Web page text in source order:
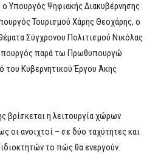
Υπουργός Ψηφιακής Διακυβέρνησης
Τουρισμού Χάρης Θεοχάρης, ο
Σύγχρονου Πολιτισμού Νικόλας
παρά τω Πρωθυπουργώ
του Κυβερνητικού Έργου Άκης
βρίσκεται η λειτουργία χώρων
οι ανοιχτοί – σε δύο ταχύτητες και
το πώς θα ενεργούν.